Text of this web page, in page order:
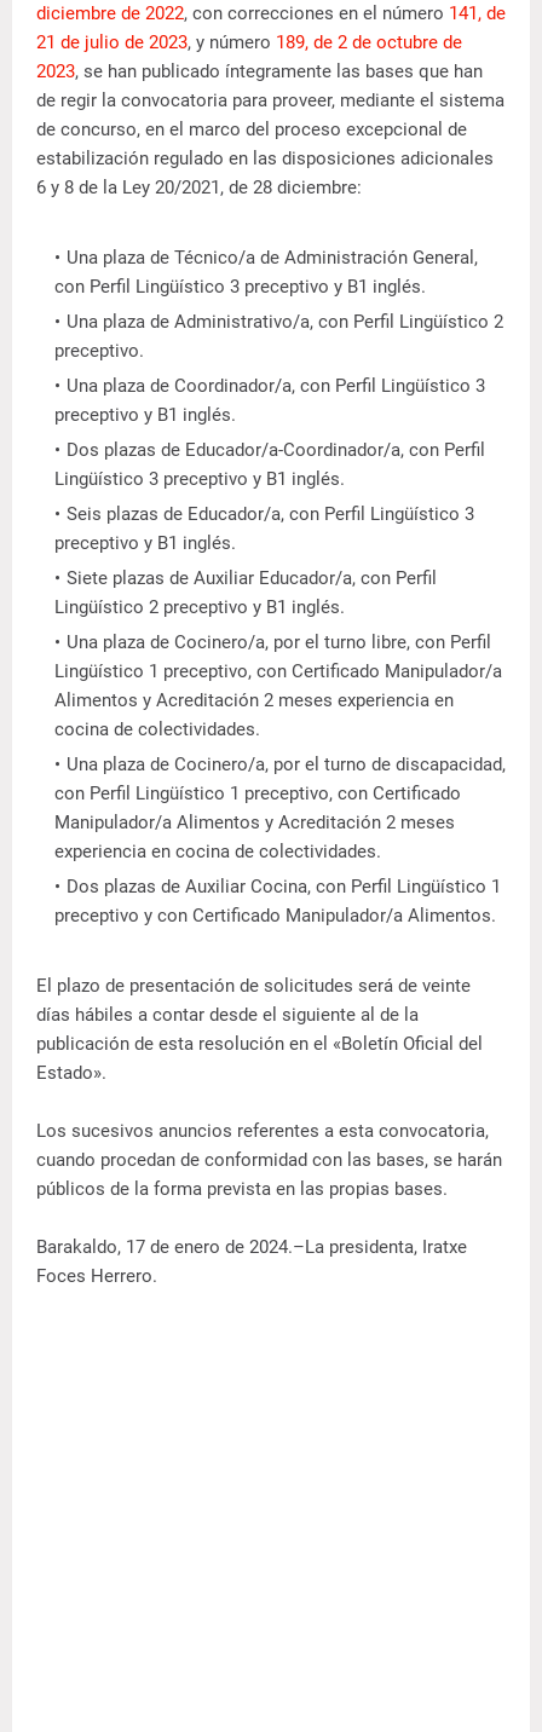
diciembre de 2022, con correcciones en el número 141, de
21 de julio de 2023, y número 189, de 2 de octubre de
2023, se han publicado íntegramente las bases que han
de regir la convocatoria para proveer, mediante el sistema
de concurso, en el marco del proceso excepcional de
estabilización regulado en las disposiciones adicionales
6 y 8 de la Ley 20/2021, de 28 diciembre:
Una plaza de Técnico/a de Administración General,
con Perfil Lingüístico 3 preceptivo y B1 inglés.
Una plaza de Administrativo/a, con Perfil Lingüístico 2
preceptivo.
Una plaza de Coordinador/a, con Perfil Lingüístico 3
preceptivo y B1 inglés.
Dos plazas de Educador/a-Coordinador/a, con Perfil
Lingüístico 3 preceptivo y B1 inglés.
Seis plazas de Educador/a, con Perfil Lingüístico 3
preceptivo y B1 inglés.
Siete plazas de Auxiliar Educador/a, con Perfil
Lingüístico 2 preceptivo y B1 inglés.
Una plaza de Cocinero/a, por el turno libre, con Perfil
Lingüístico 1 preceptivo, con Certificado Manipulador/a
Alimentos y Acreditación 2 meses experiencia en
cocina de colectividades.
Una plaza de Cocinero/a, por el turno de discapacidad,
con Perfil Lingüístico 1 preceptivo, con Certificado
Manipulador/a Alimentos y Acreditación 2 meses
experiencia en cocina de colectividades.
Dos plazas de Auxiliar Cocina, con Perfil Lingüístico 1
preceptivo y con Certificado Manipulador/a Alimentos.
El plazo de presentación de solicitudes será de veinte
días hábiles a contar desde el siguiente al de la
publicación de esta resolución en el «Boletín Oficial del
Estado».
Los sucesivos anuncios referentes a esta convocatoria,
cuando procedan de conformidad con las bases, se harán
públicos de la forma prevista en las propias bases.
Barakaldo, 17 de enero de 2024.–La presidenta, Iratxe
Foces Herrero.